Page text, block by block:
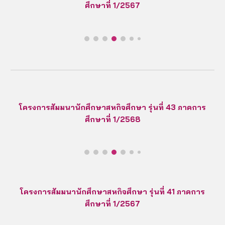
ศึกษาที่ 1/2567
โครงการสัมมนานักศึกษาสหกิจศึกษา รุ่นที่ 43 ภาคการ
ศึกษาที่ 1/2568
โครงการสัมมนานักศึกษาสหกิจศึกษา รุ่นที่ 41 ภาคการ
ศึกษาที่ 1/2567